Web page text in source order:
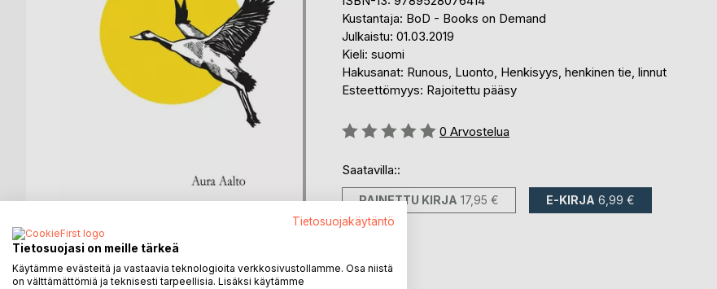
Kustantaja: BoD - Books on Demand
Julkaistu: 01.03.2019
Kieli: suomi
Hakusanat: Runous, Luonto, Henkisyys, henkinen tie, linnut
Esteettömyys: Rajoitettu pääsy
Arvostelu::
0 Arvostelua
Saatavilla::
PAINETTU KIRJA 17,95 € E-KIRJA 6,99 €
Tietosuojakäytäntö
Tietosuojasi on meille tärkeä
Käytämme evästeitä ja vastaavia teknologioita verkkosivustollamme. Osa niistä
on välttämättömiä ja teknisesti tarpeellisia. Lisäksi käytämme